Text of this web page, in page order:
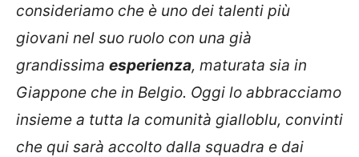
consideriamo che è uno dei talenti più
giovani nel suo ruolo con una già
grandissima esperienza, maturata sia in
Giappone che in Belgio. Oggi lo abbracciamo
insieme a tutta la comunità gialloblu, convinti
che qui sarà accolto dalla squadra e dai